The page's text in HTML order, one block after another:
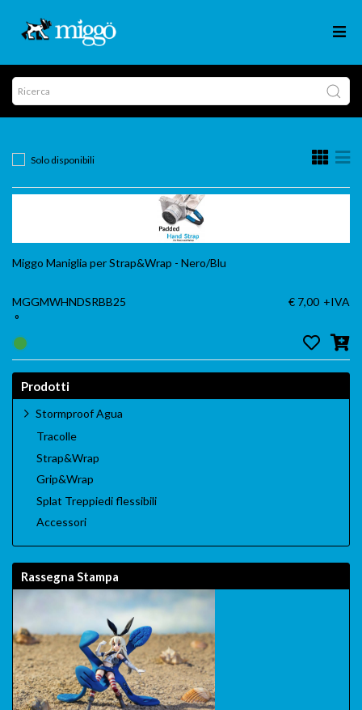
Solo disponibili
Miggo Maniglia per Strap&Wrap - Nero/Blu
MGGMWHNDSRBB25
°
€ 7,00 +IVA
Prodotti
Stormproof Agua
Tracolle
Strap&Wrap
Grip&Wrap
Splat Treppiedi flessibili
Accessori
Rassegna Stampa